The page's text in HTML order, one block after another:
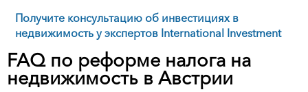
Получите консультацию об инвестициях в
недвижимость у экспертов International Investment
FAQ по реформе налога на
недвижимость в Австрии